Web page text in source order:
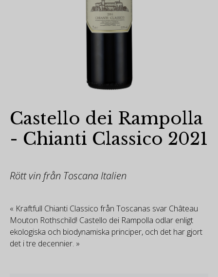
Castello dei Rampolla
- Chianti Classico 2021
Rött vin från Toscana Italien
« Kraftfull Chianti Classico från Toscanas svar Château
Mouton Rothschild! Castello dei Rampolla odlar enligt
ekologiska och biodynamiska principer, och det har gjort
det i tre decennier. »